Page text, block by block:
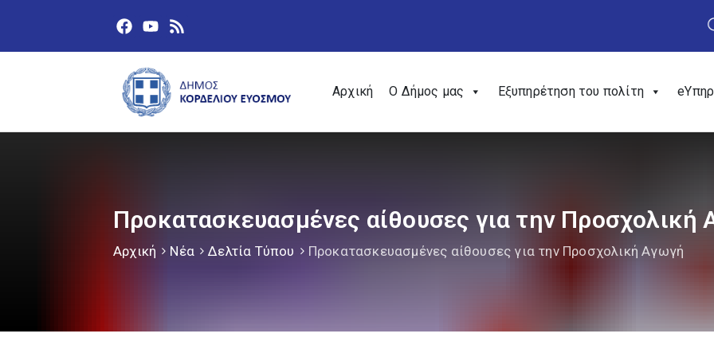
Αρχική Ο Δήμος μας Εξυπηρέτηση του πολίτη
Προκατασκευασμένες αίθουσες για την Προσχολική
Αρχική Νέα Δελτία Τύπου Προκατασκευασμένες αίθουσες για την Προσχολική Αγωγή